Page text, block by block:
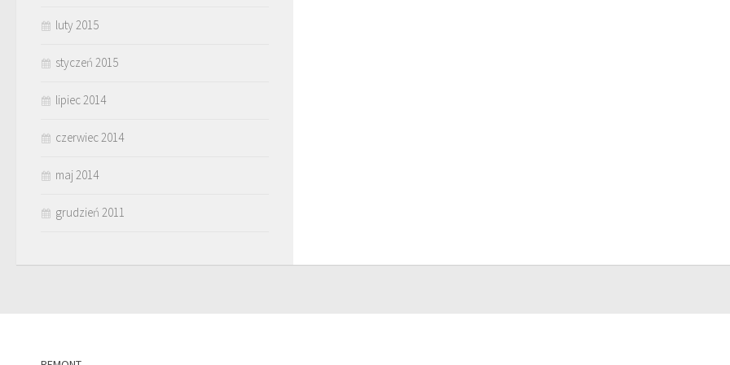
luty 2015
styczeń 2015
lipiec 2014
czerwiec 2014
maj 2014
grudzień 2011